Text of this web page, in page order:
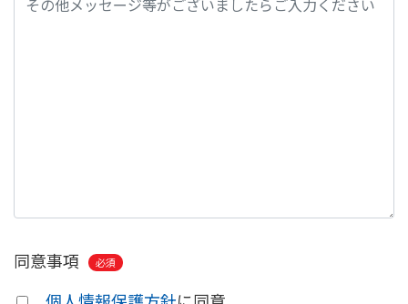
同意事項 必須